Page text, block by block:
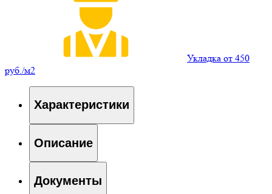
Укладка от 450
руб./м2
Характеристики
Описание
Документы